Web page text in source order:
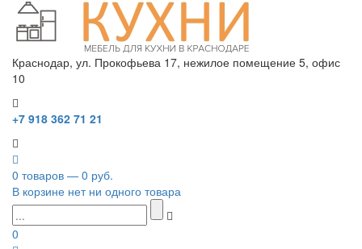
Краснодар, ул. Прокофьева 17, нежилое помещение 5, офис
10
+7 918 362 71 21
0 товаров — 0 руб.
В корзине нет ни одного товара
0